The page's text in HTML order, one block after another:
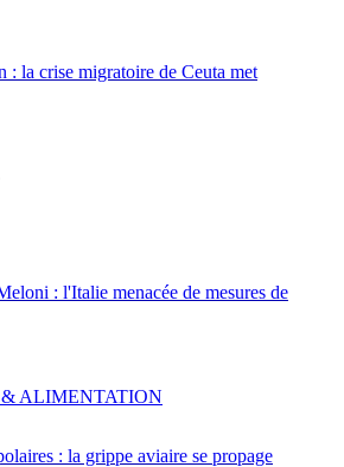
: la crise migratoire de Ceuta met
: l'Italie menacée de mesures de
: la grippe aviaire se propage
ALIMENTATION